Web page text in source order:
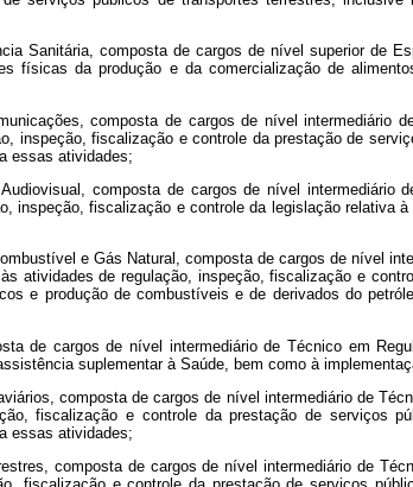
Sanitária, composta de cargos de nível superior de
físicas da produção e da comercialização de
composta de cargos de nível intermediário
inspeção, fiscalização e controle da prestação de
essas atividades;
composta de cargos de nível intermediário
inspeção, fiscalização e controle da legislação
e Gás Natural, composta de cargos de nível
atividades de regulação, inspeção, fiscalização e
e produção de combustíveis e de derivados do
de cargos de nível intermediário de Técnico em
suplementar à Saúde, bem como à
composta de cargos de nível intermediário de
fiscalização e controle da prestação de serviços
essas atividades;
composta de cargos de nível intermediário de